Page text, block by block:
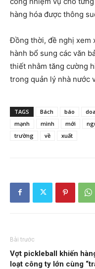
hàng hóa được thông
Đồng thời, đề nghị xem
hành bổ sung các văn
thiết nhằm tăng cường
trong quản lý nhà nước
TAGS Bách báo
mạnh
mình mới
trường
về xuất
Bài trước
Vợt pickleball khiến
loạt công ty lớn cùng